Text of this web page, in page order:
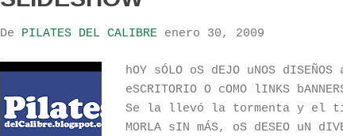
De PILATES DEL CALIBRE enero 30, 2009
hOY sÓLO oS dEJO uNOS dISEÑOS
eSCRITORIO O cOMO lINKS
Se la llevó la tormenta y el
MORLA sIN mÁS, oS dESEO uN